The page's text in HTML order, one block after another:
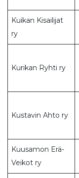
Kuikan Kisailijat
ry
Kurikan Ryhti ry
Kustavin Ahto ry
Kuusamon Erä-
Veikot ry